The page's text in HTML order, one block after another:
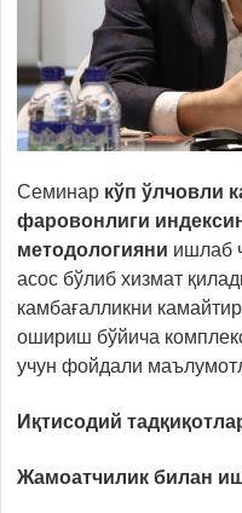
Семинар кўп ўлчовли
фаровонлиги
методологияни ишлаб
асос бўлиб хизмат
камбағалликни
ошириш бўйича
учун фойдали
Иқтисодий
Жамоатчилик билан